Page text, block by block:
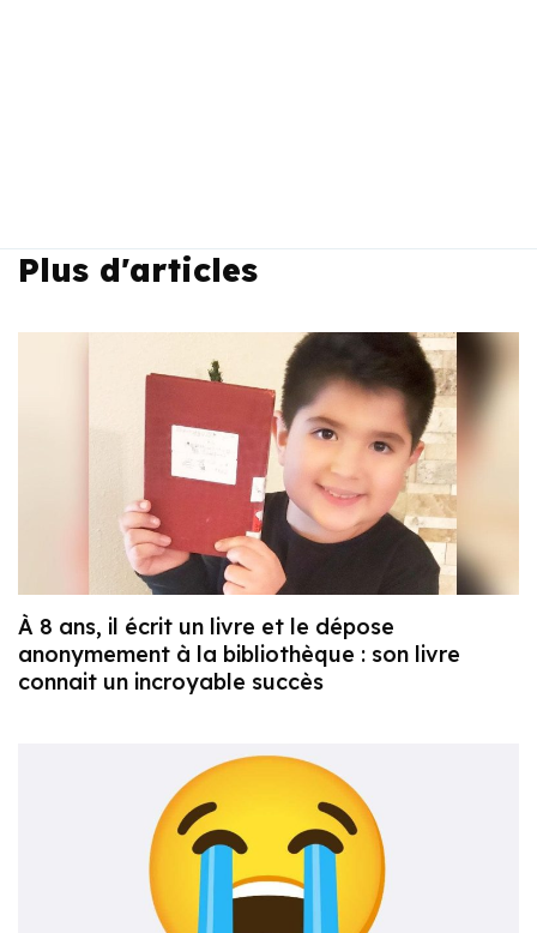
Plus d'articles
À 8 ans, il écrit un livre et le dépose
anonymement à la bibliothèque : son livre
connait un incroyable succès